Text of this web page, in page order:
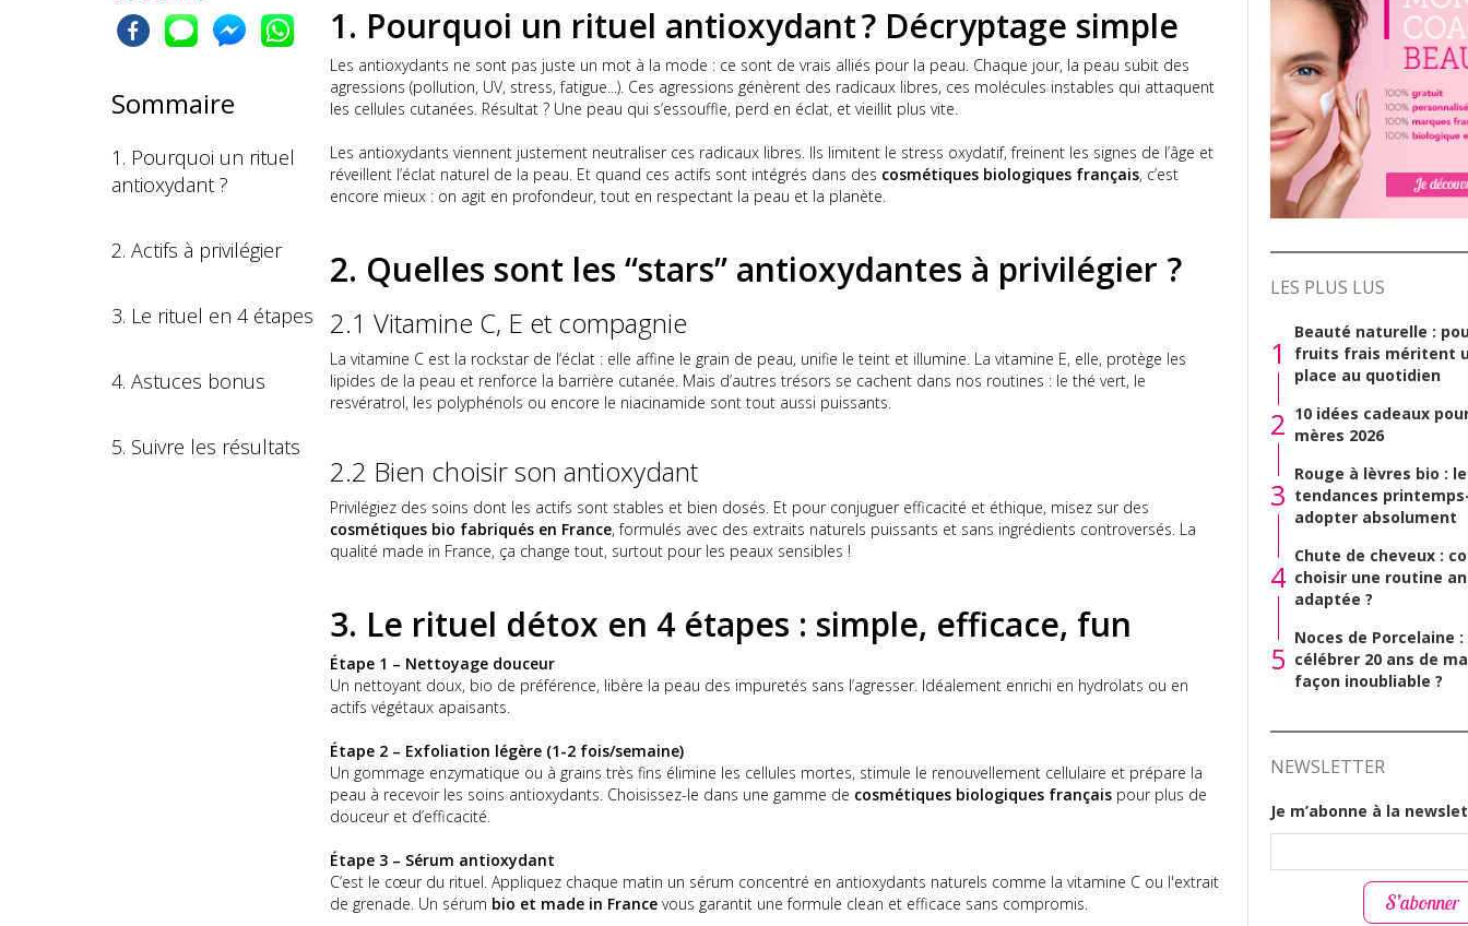
Sommaire
1. Pourquoi un rituel
antioxydant ?
2. Actifs à privilégier
3. Le rituel en 4 étapes
4. Astuces bonus
5. Suivre les résultats
1. Pourquoi un rituel antioxydant ? Décryptage simple
Les antioxydants ne sont pas juste un mot à la mode : ce sont de vrais alliés pour la peau. Chaque jour, la peau subit des
agressions (pollution, UV, stress, fatigue...). Ces agressions génèrent des radicaux libres, ces molécules instables qui attaquent
les cellules cutanées. Résultat ? Une peau qui s’essouffle, perd en éclat, et vieillit plus vite.
Les antioxydants viennent justement neutraliser ces radicaux libres. Ils limitent le stress oxydatif, freinent les signes de l’âge et
réveillent l’éclat naturel de la peau. Et quand ces actifs sont intégrés dans des cosmétiques biologiques français, c’est
encore mieux : on agit en profondeur, tout en respectant la peau et la planète.
2. Quelles sont les “stars” antioxydantes à privilégier ?
2.1 Vitamine C, E et compagnie
La vitamine C est la rockstar de l’éclat : elle affine le grain de peau, unifie le teint et illumine. La vitamine E, elle, protège les
lipides de la peau et renforce la barrière cutanée. Mais d’autres trésors se cachent dans nos routines : le thé vert, le
resvératrol, les polyphénols ou encore le niacinamide sont tout aussi puissants.
2.2 Bien choisir son antioxydant
Privilégiez des soins dont les actifs sont stables et bien dosés. Et pour conjuguer efficacité et éthique, misez sur des
cosmétiques bio fabriqués en France, formulés avec des extraits naturels puissants et sans ingrédients controversés. La
qualité made in France, ça change tout, surtout pour les peaux sensibles !
3. Le rituel détox en 4 étapes : simple, efficace, fun
Étape 1 – Nettoyage douceur
Un nettoyant doux, bio de préférence, libère la peau des impuretés sans l’agresser. Idéalement enrichi en hydrolats ou en
actifs végétaux apaisants.
Étape 2 – Exfoliation légère (1-2 fois/semaine)
Un gommage enzymatique ou à grains très fins élimine les cellules mortes, stimule le renouvellement cellulaire et prépare la
peau à recevoir les soins antioxydants. Choisissez-le dans une gamme de cosmétiques biologiques français pour plus de
douceur et d’efficacité.
Étape 3 – Sérum antioxydant
C’est le cœur du rituel. Appliquez chaque matin un sérum concentré en antioxydants naturels comme la vitamine C ou l'extrait
de grenade. Un sérum bio et made in France vous garantit une formule clean et efficace sans compromis.
LES PLUS LUS
1
Beauté naturelle :
fruits frais méritent
place au quotidien
2 10 idées cadeaux
mères 2026
3
Rouge à lèvres bio :
tendances
adopter absolument
4
Chute de cheveux :
choisir une routine
adaptée ?
5
Noces de Porcelaine
célébrer 20 ans de
façon inoubliable ?
NEWSLETTER
Je m’abonne à la
S’abonner